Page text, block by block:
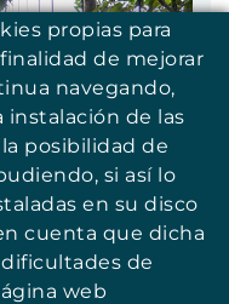
propias para
de mejorar
navegando,
instalación de las
posibilidad de
si así lo
en su disco
cuenta que dicha
de
web